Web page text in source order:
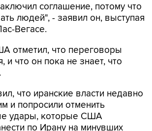
соглашение, потому что
людей", - заявил он, выступая
Вегасе.
отметил, что переговоры
и что он пока не знает, что
что иранские власти недавно
и попросили отменить
удары, которые США
по Ирану на минувших